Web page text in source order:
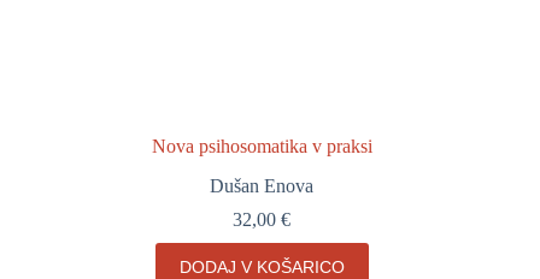
Nova psihosomatika v praksi
Dušan Enova
32,00€
DODAJ V KOŠARICO